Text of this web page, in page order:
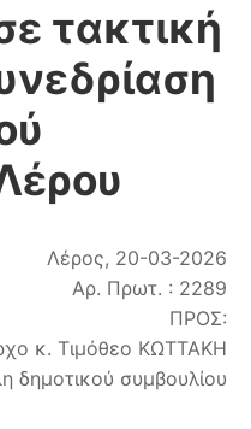
τακτική
Λέρος, 20-03-2026
Αρ. Πρωτ. : 2289
ΠΡΟΣ:
κ. Τιμόθεο ΚΩΤΤΑΚΗ
δημοτικού συμβουλίου